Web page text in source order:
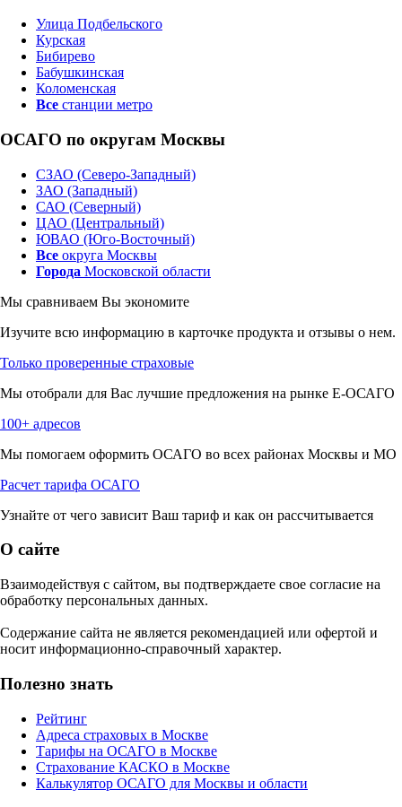
Улица Подбельского
Курская
Бибирево
Бабушкинская
Коломенская
Все станции метро
ОСАГО по округам Москвы
СЗАО (Северо-Западный)
ЗАО (Западный)
САО (Северный)
ЦАО (Центральный)
ЮВАО (Юго-Восточный)
Все округа Москвы
Города Московской области
Мы сравниваем Вы экономите
Изучите всю информацию в карточке продукта и отзывы о нем.
Только проверенные страховые
Мы отобрали для Вас лучшие предложения на рынке Е-ОСАГО
100+ адресов
Мы помогаем оформить ОСАГО во всех районах Москвы и МО
Расчет тарифа ОСАГО
Узнайте от чего зависит Ваш тариф и как он рассчитывается
О сайте
Взаимодействуя с сайтом, вы подтверждаете свое согласие на
обработку персональных данных.
Содержание сайта не является рекомендацией или офертой и
носит информационно-справочный характер.
Полезно знать
Рейтинг
Адреса страховых в Москве
Тарифы на ОСАГО в Москве
Страхование КАСКО в Москве
Калькулятор ОСАГО для Москвы и области